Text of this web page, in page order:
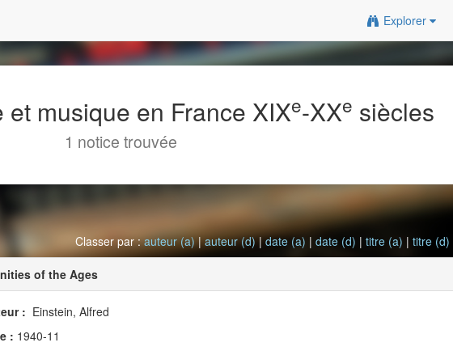
Explorer
musique en France XIXe-XXe siècles
1 notice trouvée
Classer par :auteur (a)|auteur (d)|date (a) |date (d) |titre (a) |titre (d)
of the Ages
: Einstein, Alfred
: 1940-11